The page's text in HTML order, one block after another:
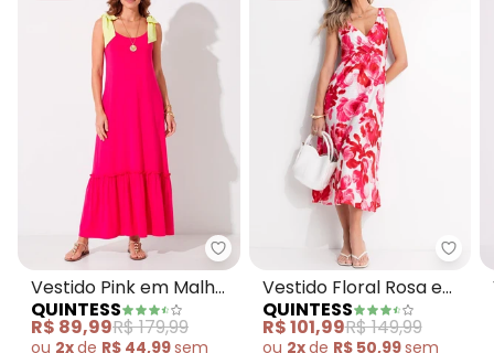
Quintess - Vestido Pink em
Vestido Pink em Malha
de Viscose
QUINTESS
R$ 89,99R$ 179,99
ou 2xde R$ 44,99sem
Vestido Floral Rosa em
Malha Texturizada
QUINTESS
R$ 101,99R$ 149,99
ou 2xde R$ 50,99sem